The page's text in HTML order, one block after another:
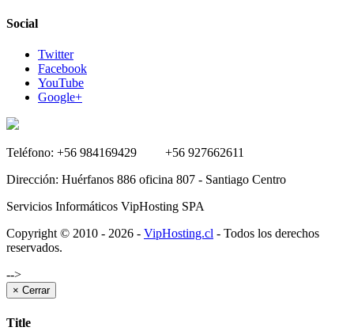
Social
Twitter
Facebook
YouTube
Google+
Teléfono: +56 984169429 +56 927662611
Dirección: Huérfanos 886 oficina 807 - Santiago Centro
Servicios Informáticos VipHosting SPA
Copyright © 2010 - 2026 - VipHosting.cl - Todos los derechos
reservados.
-->
× Cerrar
Title